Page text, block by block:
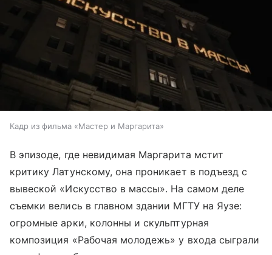
Кадр из фильма «Мастер и Маргарита»
В эпизоде, где невидимая Маргарита мстит
критику Латунскому, она проникает в подъезд с
вывеской «Искусство в массы». На самом деле
съемки велись в главном здании МГТУ на Яузе:
огромные арки, колонны и скульптурная
композиция «Рабочая молодежь» у входа сыграли